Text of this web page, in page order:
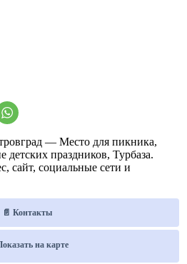
— Место для пикника,
детских праздников, Турбаза.
сайт, социальные сети и
📄 Контакты
на карте